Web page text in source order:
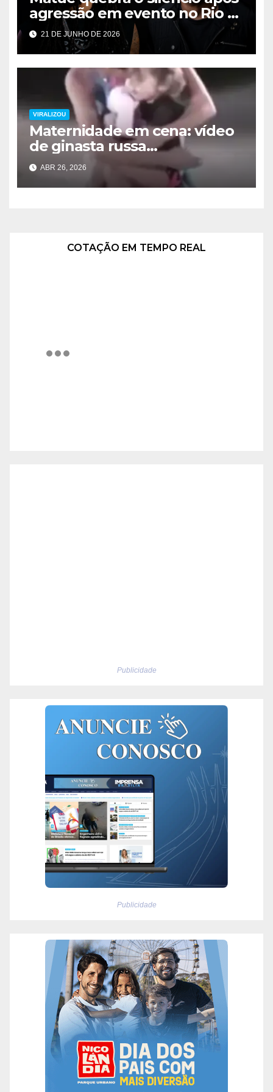
agressão em evento no Rio e
dispara contra Léo Dias:
“Você não é bem-vindo aqui”
21 DE JUNHO DE 2026
VIRALIZOU
Maternidade em cena: vídeo
de ginasta russa
emocionando com filha
viraliza no Dia das Mães
ABR 26, 2026
COTAÇÃO EM TEMPO REAL
Publicidade
Publicidade